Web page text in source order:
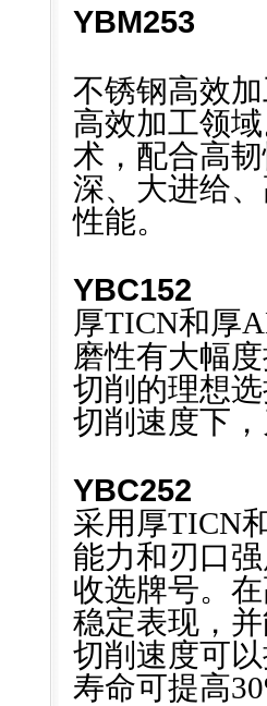
YBM253
不锈钢高效
高效加工领
术，配合高
深、大进给
性能。
YBC152
厚TICN和厚
磨性有大幅
切削的理想
切削速度下
YBC252
采用厚TICN
能力和刃口
收选牌号。
稳定表现，
切削速度可
寿命可提高